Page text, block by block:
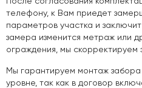
телефону, к Вам приедет
параметров участка и
замера изменится метраж или
ограждения, мы
Мы гарантируем монтаж
уровне, так как в договор